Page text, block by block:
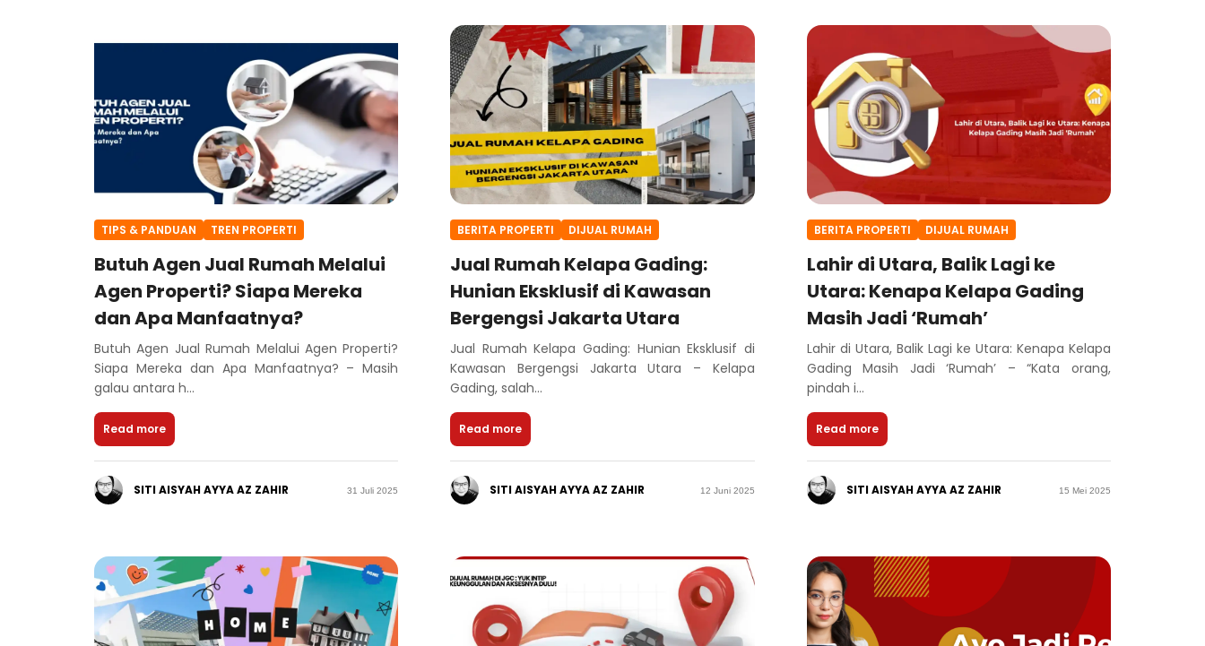
TIPS & PANDUAN TREN PROPERTI
Butuh Agen Jual Rumah Melalui
Agen Properti? Siapa Mereka
dan Apa Manfaatnya?
Butuh Agen Jual Rumah Melalui Agen Properti?
Siapa Mereka dan Apa Manfaatnya? – Masih
galau antara h...
Read more
SITI AISYAH AYYA AZ ZAHIR 31 Juli 2025
BERITA PROPERTI DIJUAL RUMAH
Jual Rumah Kelapa Gading:
Hunian Eksklusif di Kawasan
Bergengsi Jakarta Utara
Jual Rumah Kelapa Gading: Hunian Eksklusif di
Kawasan Bergengsi Jakarta Utara – Kelapa
Gading, salah...
Read more
SITI AISYAH AYYA AZ ZAHIR 12 Juni 2025
BERITA PROPERTI DIJUAL RUMAH
Lahir di Utara, Balik Lagi ke
Utara: Kenapa Kelapa Gading
Masih Jadi ‘Rumah’
Lahir di Utara, Balik Lagi ke Utara: Kenapa Kelapa
Gading Masih Jadi ‘Rumah’ – “Kata orang,
pindah i...
Read more
SITI AISYAH AYYA AZ ZAHIR 15 Mei 2025